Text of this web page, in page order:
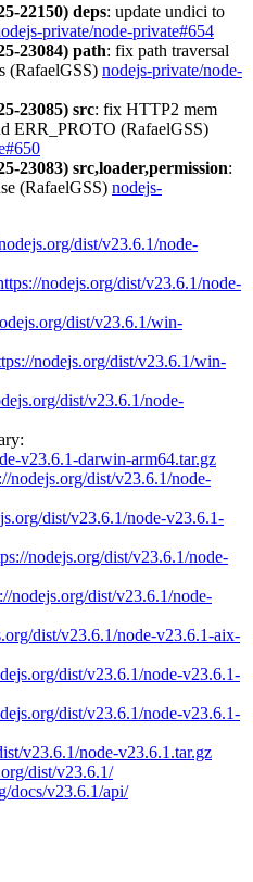
22150) deps: update undici to
private/node-private#654
23084) path: fix path traversal
(RafaelGSS) nodejs-private/node-
23085) src: fix HTTP2 mem
ERR_PROTO (RafaelGSS)
23083) src,loader,permission:
(RafaelGSS) nodejs-
dist/v23.6.1/node-
nodejs.org/dist/v23.6.1/node-
dist/v23.6.1/win-
nodejs.org/dist/v23.6.1/win-
dist/v23.6.1/node-
v23.6.1-darwin-arm64.tar.gz
nodejs.org/dist/v23.6.1/node-
dist/v23.6.1/node-v23.6.1-
nodejs.org/dist/v23.6.1/node-
nodejs.org/dist/v23.6.1/node-
dist/v23.6.1/node-v23.6.1-aix-
dist/v23.6.1/node-v23.6.1-
dist/v23.6.1/node-v23.6.1-
v23.6.1/node-v23.6.1.tar.gz
dist/v23.6.1/
docs/v23.6.1/api/